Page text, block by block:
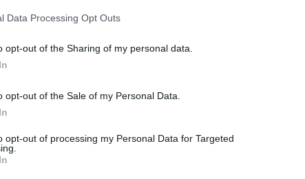
Data Processing Opt Outs
opt-out of the Sharing of my personal data.
opt-out of the Sale of my Personal Data.
opt-out of processing my Personal Data for Targeted
és szigetelést biztosít a gyökérzónának, így a
anyagokat használhatunk? Szerves mulcs: fakéreg,
is adnak a talajnak. Szervetlen mulcs: kavics,
nyílt kertekben a növények gyorsabban hűlnek le, a
szélvédelmet alakítsunk ki. Amit tehetünk a szél
a hőingadozást. Egyszerű, de hatékony